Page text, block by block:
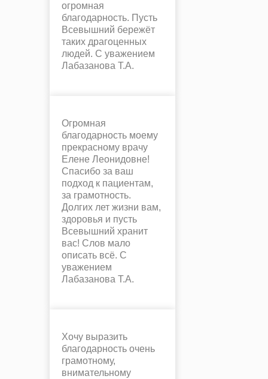
огромная
благодарность. Пусть
Всевышний бережёт
таких драгоценных
людей. С уважением
Лабазанова Т.А.
Огромная
благодарность моему
прекрасному врачу
Елене Леонидовне!
Спасибо за ваш
подход к пациентам,
за грамотность.
Долгих лет жизни вам,
здоровья и пусть
Всевышний хранит
вас! Слов мало
описать всё. С
уважением
Лабазанова Т.А.
Хочу выразить
благодарность очень
грамотному,
внимательному